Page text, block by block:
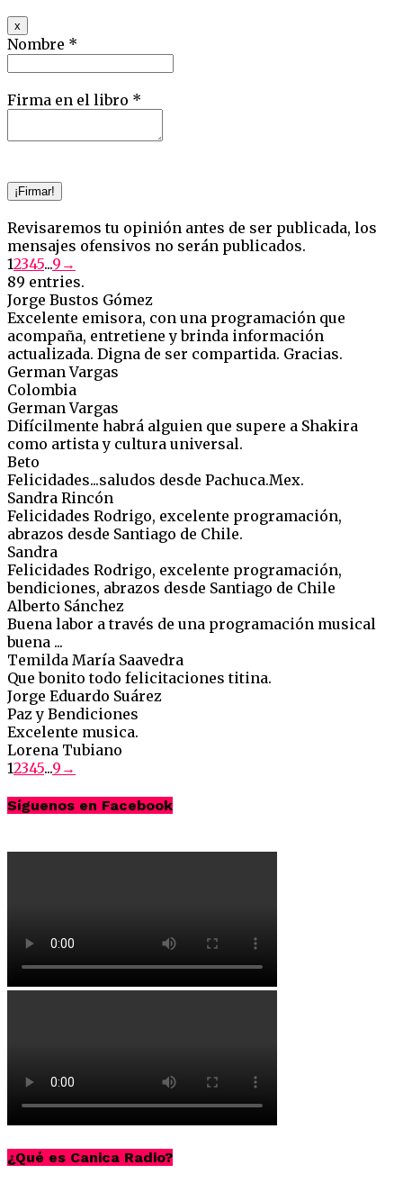
x
this
form.
Nombre *
Firma en el libro *
Revisaremos tu opinión antes de ser publicada, los
mensajes ofensivos no serán publicados.
Guestbook
list
navigation
12345...9 →
89 entries.
Jorge Bustos Gómez
Excelente emisora, con una programación que
acompaña, entretiene y brinda información
actualizada. Digna de ser compartida. Gracias.
German Vargas
Colombia
German Vargas
Difícilmente habrá alguien que supere a Shakira
como artista y cultura universal.
Beto
Felicidades...saludos desde Pachuca.Mex.
Sandra Rincón
Felicidades Rodrigo, excelente programación,
abrazos desde Santiago de Chile.
Sandra
Felicidades Rodrigo, excelente programación,
bendiciones, abrazos desde Santiago de Chile
Alberto Sánchez
Buena labor a través de una programación musical
buena ...
Temilda María Saavedra
Que bonito todo felicitaciones titina.
Jorge Eduardo Suárez
Paz y Bendiciones
Excelente musica.
Lorena Tubiano
Guestbook
navigation
12345...9 →
Síguenos en Facebook
¿Qué es Canica Radio?